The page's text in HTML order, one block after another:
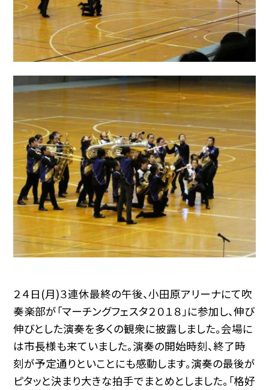
２４日(月)３連休最終の午後、小田原アリーナにて吹
奏楽部が「マーチングフェスタ２０１８」に参加し、伸び
伸びとした演奏を多くの観衆に披露しました。会場に
は市長様も来ていました。演奏の開始時刻、終了時
刻が予定通りといことにも感動します。演奏の最後が
ピタッと決まり大きな拍手でまとめとしました。「格好